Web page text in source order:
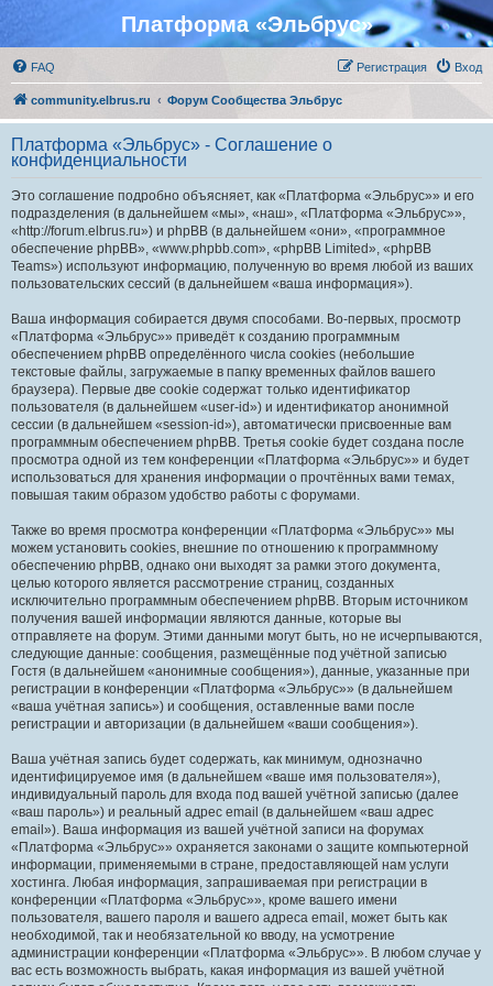
Платформа «Эльбрус»
FAQ Вход
Регистрация
community.elbrus.ru Форум Сообщества Эльбрус
Платформа «Эльбрус» - Соглашение о
конфиденциальности
Это соглашение подробно объясняет, как «Платформа «Эльбрус»» и его
подразделения (в дальнейшем «мы», «наш», «Платформа «Эльбрус»»,
«http://forum.elbrus.ru») и phpBB (в дальнейшем «они», «программное
обеспечение phpBB», «www.phpbb.com», «phpBB Limited», «phpBB
Teams») используют информацию, полученную во время любой из ваших
пользовательских сессий (в дальнейшем «ваша информация»).
Ваша информация собирается двумя способами. Во-первых, просмотр
«Платформа «Эльбрус»» приведёт к созданию программным
обеспечением phpBB определённого числа cookies (небольшие
текстовые файлы, загружаемые в папку временных файлов вашего
браузера). Первые две cookie содержат только идентификатор
пользователя (в дальнейшем «user-id») и идентификатор анонимной
сессии (в дальнейшем «session-id»), автоматически присвоенные вам
программным обеспечением phpBB. Третья cookie будет создана после
просмотра одной из тем конференции «Платформа «Эльбрус»» и будет
использоваться для хранения информации о прочтённых вами темах,
повышая таким образом удобство работы с форумами.
Также во время просмотра конференции «Платформа «Эльбрус»» мы
можем установить cookies, внешние по отношению к программному
обеспечению phpBB, однако они выходят за рамки этого документа,
целью которого является рассмотрение страниц, созданных
исключительно программным обеспечением phpBB. Вторым источником
получения вашей информации являются данные, которые вы
отправляете на форум. Этими данными могут быть, но не исчерпываются,
следующие данные: сообщения, размещённые под учётной записью
Гостя (в дальнейшем «анонимные сообщения»), данные, указанные при
регистрации в конференции «Платформа «Эльбрус»» (в дальнейшем
«ваша учётная запись») и сообщения, оставленные вами после
регистрации и авторизации (в дальнейшем «ваши сообщения»).
Ваша учётная запись будет содержать, как минимум, однозначно
идентифицируемое имя (в дальнейшем «ваше имя пользователя»),
индивидуальный пароль для входа под вашей учётной записью (далее
«ваш пароль») и реальный адрес email (в дальнейшем «ваш адрес
email»). Ваша информация из вашей учётной записи на форумах
«Платформа «Эльбрус»» охраняется законами о защите компьютерной
информации, применяемыми в стране, предоставляющей нам услуги
хостинга. Любая информация, запрашиваемая при регистрации в
конференции «Платформа «Эльбрус»», кроме вашего имени
пользователя, вашего пароля и вашего адреса email, может быть как
необходимой, так и необязательной ко вводу, на усмотрение
администрации конференции «Платформа «Эльбрус»». В любом случае у
вас есть возможность выбрать, какая информация из вашей учётной